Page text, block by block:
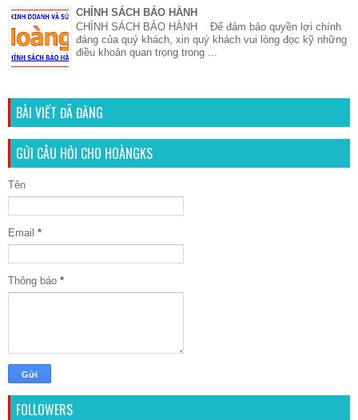
CHÍNH SÁCH BẢO HÀNH
CHÍNH SÁCH BẢO HÀNH Để đảm bảo quyền lợi chính
đáng của quý khách, xin quý khách vui lòng đọc kỹ những
điều khoản quan trọng trong ...
BÀI VIẾT ĐÃ ĐĂNG
GỬI CÂU HỎI CHO HOÀNGKS
Tên
Email *
Thông báo *
FOLLOWERS